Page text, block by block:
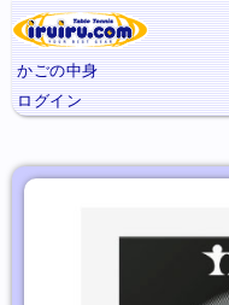
かごの中身
ログイン